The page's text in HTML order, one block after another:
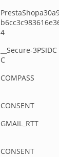
4
__Secure-3PSIDC
C
COMPASS
CONSENT
GMAIL_RTT
CONSENT